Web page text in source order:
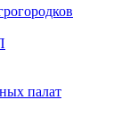
палат